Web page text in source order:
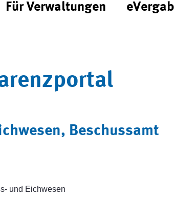
Für Verwaltungen
Beschussamt
und Eichwesen